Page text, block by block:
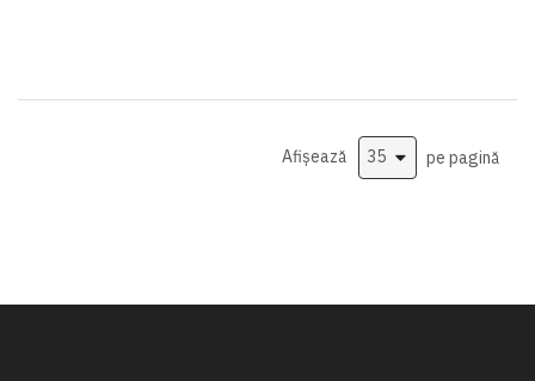
Afișează pe pagină